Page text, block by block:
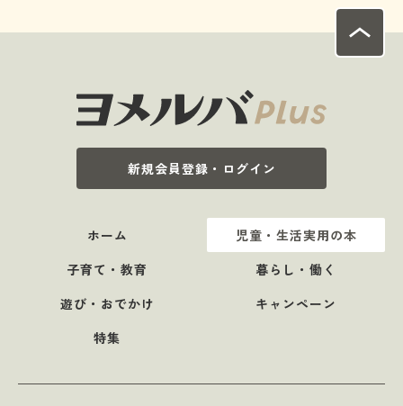
新規会員登録・ログイン
ホーム
児童・生活実用の本
子育て・教育
暮らし・働く
遊び・おでかけ
キャンペーン
特集